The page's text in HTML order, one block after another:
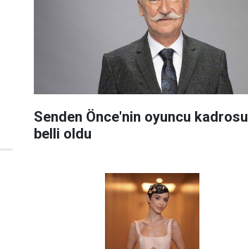
Senden Önce'nin oyuncu kadrosu
belli oldu